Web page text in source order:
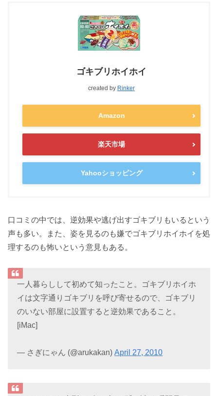
ゴキブリホイホイ
created by Rinker
Amazon
楽天市場
Yahooショッピング
口コミの中では、逆効果や逃げ出すゴキブリもいるという
声も多い。また、姿を見るのも嫌でゴキブリホイホイを処
理するのも怖いという意見もある。
一人暮らしして初めて知ったこと。ゴキブリホイホ
イは文字通りゴキブリを呼び寄せるので、ゴキブリ
のいない部屋に設置すると逆効果であること。
[iMac]
— さぎにゃん (@arukakan)April 27, 2010